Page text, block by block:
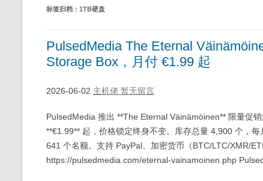
标签归档： 1TB硬盘
PulsedMedia The Eternal
Storage Box，月付 €1.99 起
2026-06-02 主机佬 暂无留言
PulsedMedia 推出 **The Eternal Väinämöinen** 限量促
**€1.99** 起，价格锁定终身不变。库存总量 4,900 个，
641 个名额。支持 PayPal、加密货币（BTC/LTC/XMR/
https://pulsedmedia.com/eternal-vainamoinen.php